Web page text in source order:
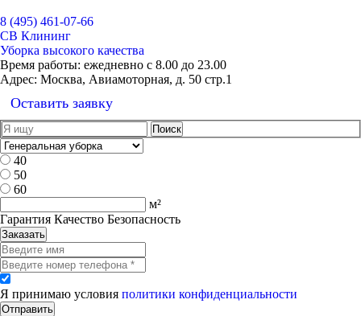
8 (495) 461-07-66
СВ Клининг
Уборка высокого качества
Время работы: ежедневно с 8.00 до 23.00
Адрес: Москва, Авиамоторная, д. 50 стр.1
Оставить заявку
40
50
60
м²
Гарантия Качество Безопасность
Заказать
Я принимаю условия политики конфиденциальности
Отправить